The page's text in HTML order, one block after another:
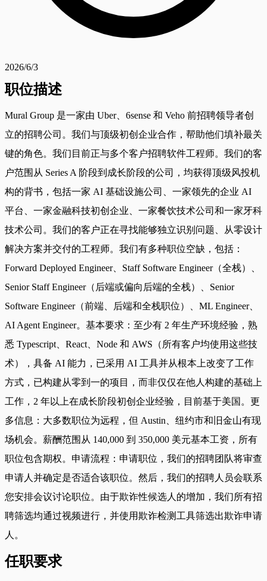
2026/6/3
职位描述
Mural Group 是一家由 Uber、6sense 和 Veho 前招聘领导者创
立的招聘公司。我们与顶级初创企业合作，帮助他们填补最关
键的角色。我们目前正与多个客户招聘软件工程师。我们的客
户范围从 Series A 阶段到成长阶段的公司，均获得顶级风投机
构的背书，包括一家 AI 基础设施公司、一家领先的企业 AI
平台、一家金融科技初创企业、一家餐饮技术公司和一家牙科
技术公司。我们的客户正在寻找能够独立识别问题、从零设计
解决方案并交付的工程师。我们有多种职位空缺，包括：
Forward Deployed Engineer、Staff Software Engineer（全栈）、
Senior Staff Engineer（后端或偏向后端的全栈）、Senior
Software Engineer（前端、后端和全栈职位）、ML Engineer、
AI Agent Engineer。基本要求：至少有 2 年生产环境经验，熟
悉 Typescript、React、Node 和 AWS（所有客户均使用这些技
术），具备 AI 能力，已采用 AI 工具并从根本上改变了工作
方式，已构建从零到一的项目，而非仅仅在他人构建的基础上
工作，2 年以上在成长阶段初创企业经验，目前基于美国。更
多信息：大多数职位为远程，但 Austin、纽约市和旧金山有现
场机会。薪酬范围从 140,000 到 350,000 美元基本工资，所有
职位包含期权。申请流程：申请职位，我们的招聘团队将审查
申请人并确定是否适合该职位。然后，我们的招聘人员会联系
您安排会议讨论职位。由于欺诈性候选人的增加，我们所有招
聘筛选均通过视频进行，并使用欺诈检测工具筛选出欺诈申请
人。
任职要求